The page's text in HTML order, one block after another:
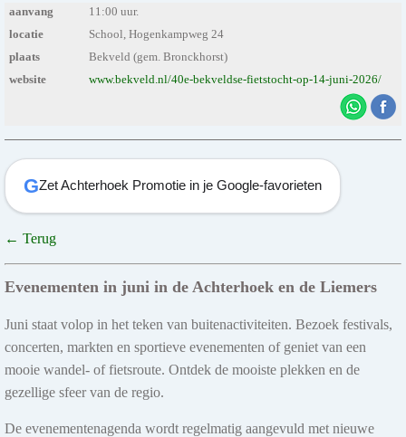
aanvang
11:00 uur.
locatie
School, Hogenkampweg 24
plaats
Bekveld (gem. Bronckhorst)
website
www.bekveld.nl/40e-bekveldse-fietstocht-op-14-juni-2026/
GZet Achterhoek Promotie in je Google-favorieten
← Terug
Evenementen in juni in de Achterhoek en de Liemers
Juni staat volop in het teken van buitenactiviteiten. Bezoek festivals,
concerten, markten en sportieve evenementen of geniet van een
mooie wandel- of fietsroute. Ontdek de mooiste plekken en de
gezellige sfeer van de regio.
De evenementenagenda wordt regelmatig aangevuld met nieuwe